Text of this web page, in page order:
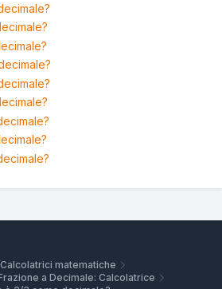
Calcolatrici matematiche
a Decimale: Calcolatrice